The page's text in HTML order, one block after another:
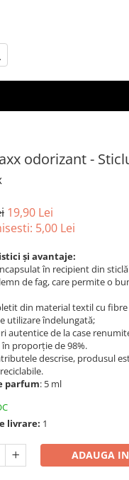
odorizant -
19,90 Lei
5,00 Lei
și avantaje:
în recipient din
de fag, care permite o
din material textil cu
utilizare îndelungată;
autentice de la case
în proporție de 98%.
descrise, produsul
parfum: 5 ml
livrare: 1
ADAUGA